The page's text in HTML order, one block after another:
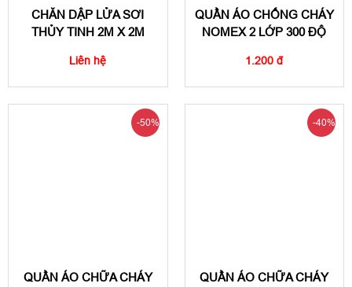
CHĂN DẬP LỬA SƠI
THỦY TINH 2M X 2M
Liên hệ
QUẦN ÁO CHỐNG CHÁY
NOMEX 2 LỚP 300 ĐỘ
1.200 đ
-50%
QUẦN ÁO CHỮA CHÁY
-40%
QUẦN ÁO CHỮA CHÁY